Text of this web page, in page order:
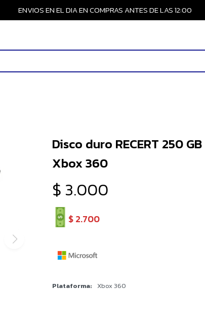
ENVIOS EN EL DIA EN COMPRAS ANTES DE LAS 12:00
Disco duro RECERT 250 GB
Xbox 360
$ 3.000
$2.700
Plataforma Xbox 360